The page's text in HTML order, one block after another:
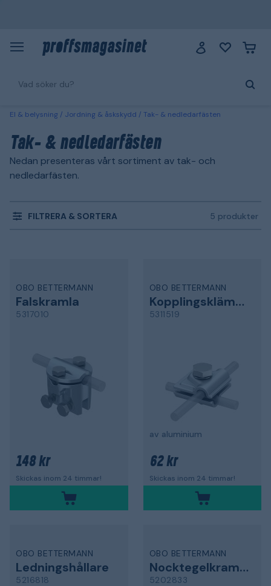
El & belysning Jordning & åskskydd Tak- & nedledarfästen
Tak- & nedledarfästen
Nedan presenteras vårt sortiment av tak- och
nedledarfästen.
FILTRERA & SORTERA 5 produkter
OBO BETTERMANN
Falskramla
5317010
148 kr
Skickas inom 24 timmar!
OBO BETTERMANN
Kopplingsklämma
5311519
av aluminium
62 kr
Skickas inom 24 timmar!
OBO BETTERMANN
Ledningshållare
5216818
OBO BETTERMANN
Nocktegelkramla
5202833